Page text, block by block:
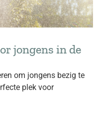
jongens in de
om jongens bezig te
plek voor